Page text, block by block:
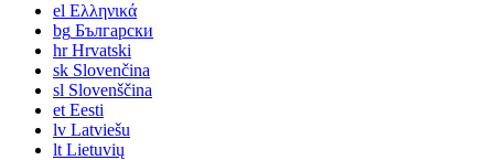
el Ελληνικά
bg Български
hrHrvatski
sk Slovenčina
sl Slovenščina
et Eesti
lv Latviešu
lt Lietuvių